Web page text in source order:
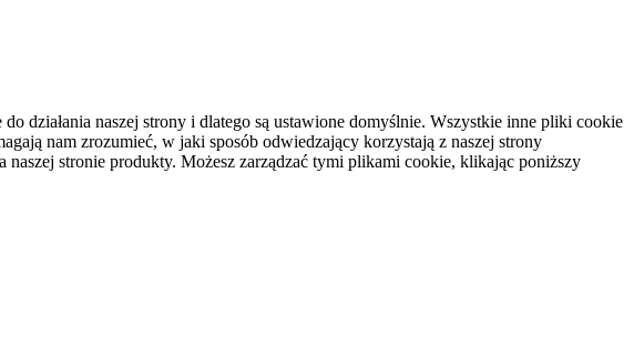
działania naszej strony i dlatego są ustawione domyślnie. Wszystkie inne pliki cookie
nam zrozumieć, w jaki sposób odwiedzający korzystają z naszej strony
stronie produkty. Możesz zarządzać tymi plikami cookie, klikając poniższy